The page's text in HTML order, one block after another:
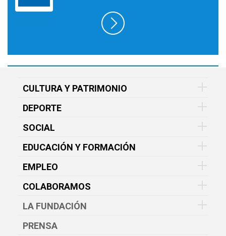
CULTURA Y PATRIMONIO
DEPORTE
SOCIAL
EDUCACIÓN Y FORMACIÓN
EMPLEO
COLABORAMOS
LA FUNDACIÓN
PRENSA